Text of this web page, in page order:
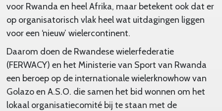
voor Rwanda en heel Afrika, maar betekent ook dat er
op organisatorisch vlak heel wat uitdagingen liggen
voor een ‘nieuw’ wielercontinent.
Daarom doen de Rwandese wielerfederatie
(FERWACY) en het Ministerie van Sport van Rwanda
een beroep op de internationale wielerknowhow van
Golazo en A.S.O. die samen het bid wonnen om het
lokaal organisatiecomité bij te staan met de